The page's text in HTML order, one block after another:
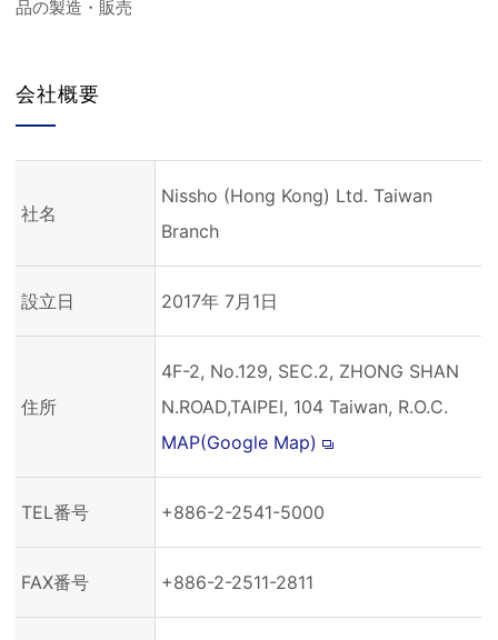
品の製造・販売
会社概要
社名
Nissho (Hong Kong) Ltd. Taiwan
Branch
設立日 2017年 7月1日
住所
4F-2, No.129, SEC.2, ZHONG SHAN
N.ROAD,TAIPEI, 104 Taiwan, R.O.C.
MAP(Google Map)
TEL番号 +886-2-2541-5000
FAX番号 +886-2-2511-2811